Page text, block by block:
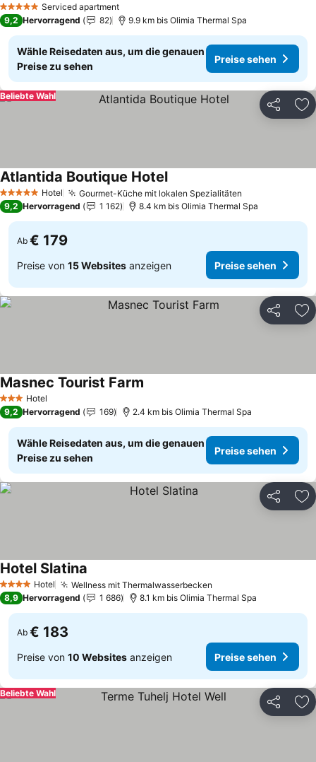
5 Sterne Serviced apartment
9,2 Hervorragend 82 9.9 km bis Olimia Thermal Spa
Wähle Reisedaten aus, um die genauen
Preise zu sehen
Preise sehen
Teilen
Beliebte Wahl
5 Sterne Hotel Gourmet-Küche mit lokalen Spezialitäten
Atlantida Boutique HotelPreise sehen
9,2 Hervorragend 1 162 8.4 km bis Olimia Thermal Spa
Ab € 179
Preise von 15 Websites anzeigen Preise sehen
Teilen
3 SterneHotel
Masnec Tourist Farm
9,2 Hervorragend 169 2.4 km bis Olimia Thermal Spa
Wähle Reisedaten aus, um die genauen
Preise zu sehen
Preise sehen
Teilen
4 Sterne Hotel Wellness mit Thermalwasserbecken
Hotel Slatina
8,9 Hervorragend 1 686 8.1 km bis Olimia Thermal Spa
Ab € 183
Preise von 10 Websites anzeigen Preise sehen
Teilen
Beliebte Wahl